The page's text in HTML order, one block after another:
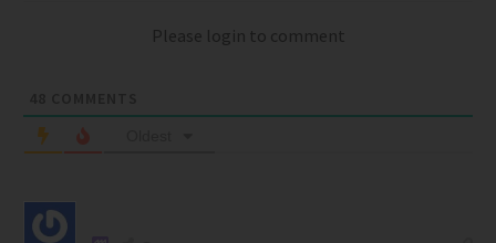
Please login to comment